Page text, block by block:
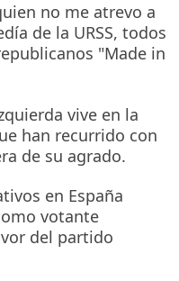
no me atrevo a
de la URSS, todos
"Made in
vive en la
han recurrido con
de su agrado.
en España
votante
del partido